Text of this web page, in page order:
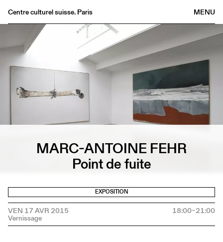
MENU
Centre culturel suisse. Paris
Librairie
Buvette
Médiathèque
Informations
MARC-ANTOINE FEHR
Point de fuite
EXPOSITION
VEN 17 AVR 2015 18:00–21:00